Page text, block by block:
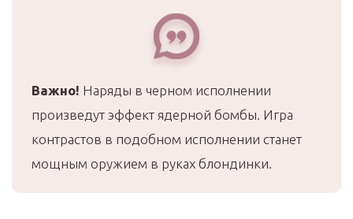
Важно! Наряды в черном исполнении
произведут эффект ядерной бомбы. Игра
контрастов в подобном исполнении станет
мощным оружием в руках блондинки.